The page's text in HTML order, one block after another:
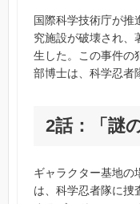
国際科学技術庁が推
究施設が破壊され、
生した。この事件の
部博士は、科学忍者
2話：「謎
ギャラクター基地の
は、科学忍者隊に捜